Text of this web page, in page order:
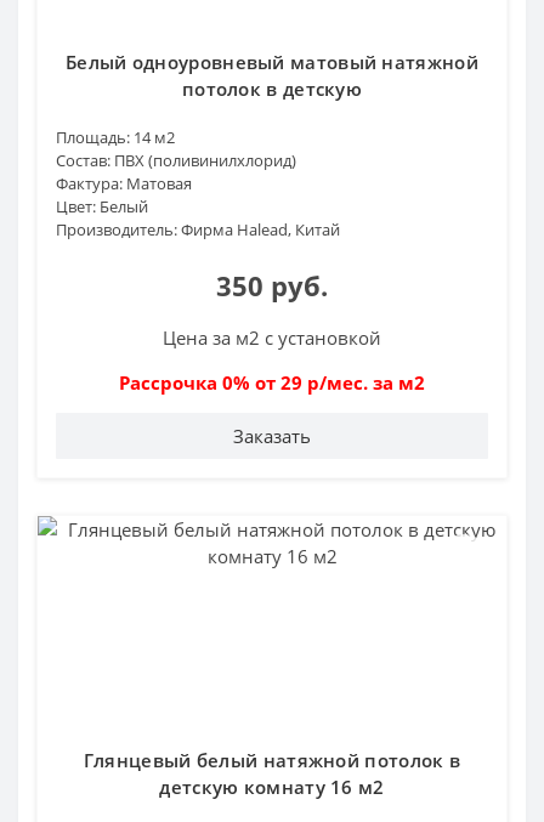
Белый одноуровневый матовый натяжной
потолок в детскую
Площадь: 14 м2
Состав: ПВХ (поливинилхлорид)
Фактура: Матовая
Цвет: Белый
Производитель:Фирма Halead, Китай
350 руб.
Цена за м2 с установкой
Рассрочка 0% от 29 р/мес. за м2
Заказать
Глянцевый белый натяжной потолок в
детскую комнату 16 м2